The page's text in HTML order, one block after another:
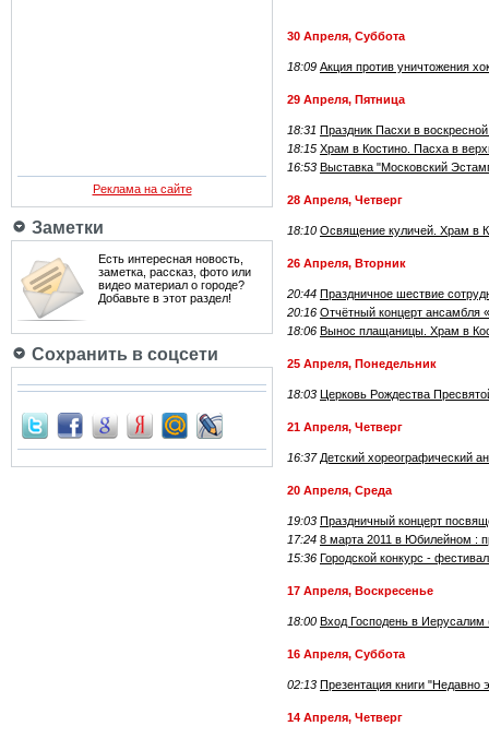
Реклама на сайте
Заметки
Есть интересная новость,
заметка, рассказ, фото или
видео материал о городе?
Добавьте в этот раздел!
Сохранить в соцсети
30 Апреля, Суббота
18:09 Акция против уничтожения
29 Апреля, Пятница
18:31 Праздник Пасхи в
18:15 Храм в Костино. Пасха в
16:53 Выставка "Московский
28 Апреля, Четверг
18:10 Освящение куличей. Храм в
26 Апреля, Вторник
20:44 Праздничное шествие
20:16 Отчётный концерт ансамбля
18:06 Вынос плащаницы. Храм в
25 Апреля, Понедельник
18:03 Церковь Рождества
21 Апреля, Четверг
16:37 Детский хореографический
20 Апреля, Среда
19:03 Праздничный концерт
17:24 8 марта 2011 в Юбилейном :
15:36 Городской конкурс -
17 Апреля, Воскресенье
18:00 Вход Господень в
16 Апреля, Суббота
02:13 Презентация книги "Недавно
14 Апреля, Четверг